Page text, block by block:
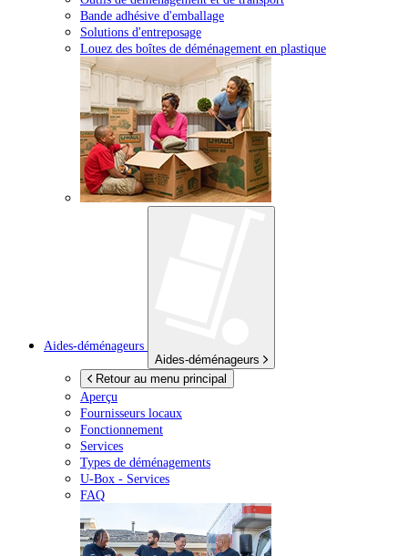
Bande adhésive d'emballage
Solutions d'entreposage
Louez des boîtes de déménagement en plastique
Aides-déménageurs
Aides-déménageurs
Retour au menu principal
Aperçu
Fournisseurs locaux
Fonctionnement
Services
Types de déménagements
U-Box - Services
FAQ